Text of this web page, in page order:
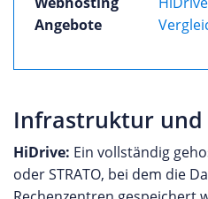
Angebote
Infrastruktur und
HiDrive: Ein vollständig
oder STRATO, bei dem die